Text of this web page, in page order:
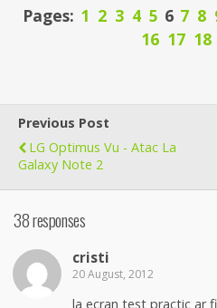
Pages: 1 2 3 4 5 6 7 8
16 17 18
Previous Post
LG Optimus Vu - Atac La
Galaxy Note 2
38 responses
cristi
20 August, 2012
la ecran test practic ar